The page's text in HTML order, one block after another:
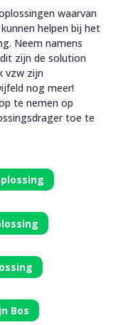
waarvan
helpen bij het
Neem namens
zijn de solution
vzw zijn
nog meer!
te nemen op
toe te
Bos